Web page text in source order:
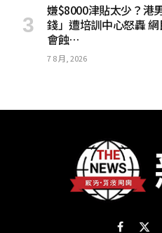
嫌$8000津貼太少？港
錢」遭培訓中心怒轟
會蝕…
7 8 月, 2026